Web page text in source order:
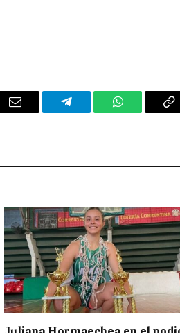
Email Telegram WhatsApp